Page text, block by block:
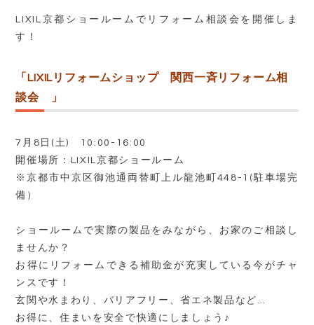
LIXIL京都ショールームでリフォーム相談会を開催しま
す！
「LIXILリフォームショップ 関西一斉リフォーム相
談会 」
7月8日(土) 10:00-16:00
開催場所：LIXIL京都ショールーム
※京都市中京区御池通両替町上ル龍池町448-1(駐車場完
備）
ショールームで実際の製品をみながら、お家のご相談し
ませんか？
お得にリフォームできる補助金が充実している今がチャ
ンスです！
玄関や水まわり、バリアフリー、省エネ製品など…
お得に、住まいを安全で快適にしましょう♪